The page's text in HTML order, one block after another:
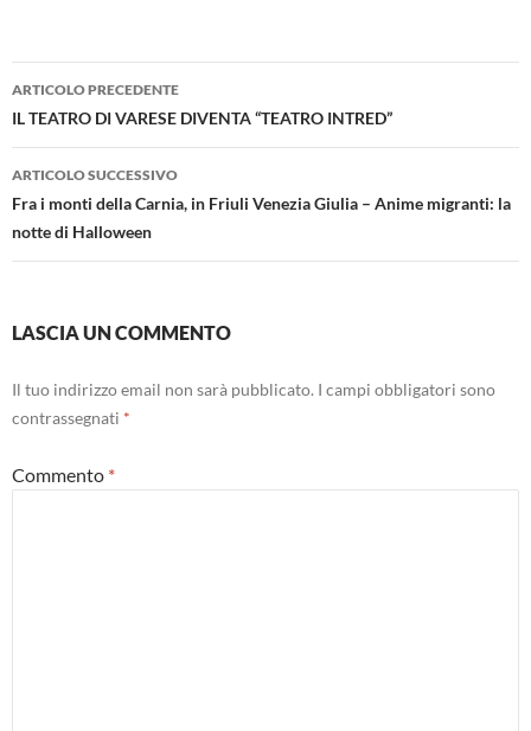
Navigazione
articolo
ARTICOLO PRECEDENTE
IL TEATRO DI VARESE DIVENTA “TEATRO INTRED”
ARTICOLO SUCCESSIVO
Fra i monti della Carnia, in Friuli Venezia Giulia – Anime migranti: la
notte di Halloween
LASCIA UN COMMENTO
Il tuo indirizzo email non sarà pubblicato. I campi obbligatori sono
contrassegnati *
Commento *